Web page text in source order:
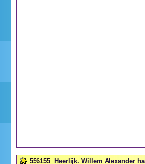
556155 Heerlijk. Willem Alexander